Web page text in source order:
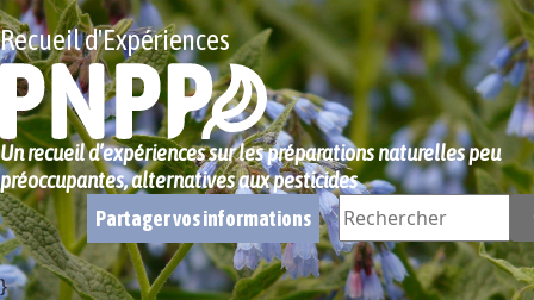
Recueil d'Expériences
Un recueil d’expériences sur les préparations naturelles peu
préoccupantes, alternatives aux pesticides
Partager vos informations
}